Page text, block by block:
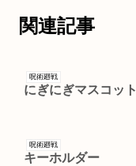
関連記事
呪術廻戦
にぎにぎマスコット
呪術廻戦
キーホルダー